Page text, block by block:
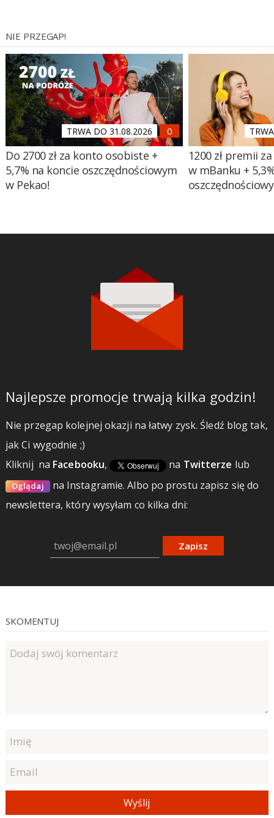
NIE PRZEGAP!
TRWA DO 31.08.2026
Do 2700 zł za konto osobiste +
5,7% na koncie oszczędnościowym
w Pekao!
1200 zł premii
w mBanku +
Najlepsze promocje trwają kilka godzin!
Nie przegap kolejnej okazji na łatwy zysk. Śledź blog tak,
jak Ci wygodnie ;)
Kliknij na Facebooku, na Twitterze lub
Oglądaj na Instagramie.Albo po prostu zapisz się do
newslettera, który wysyłam co kilka dni:
Zapisz
SKOMENTUJ
Wyślij